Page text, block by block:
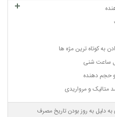
به کوتاه ترین مژه ها
ساعت شنی
و حجم دهنده
متالیک و مرواریدی